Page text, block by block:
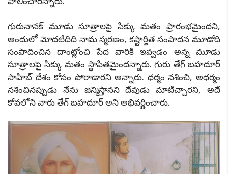
గురునానక్ మూడు సూత్రాలపై సిక్కు మతం ప్రారంభమైందని,
అందులో మోదటిదిది నామ స్మరణం, కష్టార్జిత సంపాదన మూడోది
సంపాదించిన దాంట్లోంచి పేద వారికి ఇవ్వడం అన్న మూడు
సూత్రాలపై సిక్కు మతం స్థాపితమైందన్నారు. గురు తేగ్ బహదూర్
సాహిబ్ దేశం కోసం పోరాడారని అన్నారు. ధర్మం నశించి, అధర్మం
నశించినప్పుడు నేను జన్మిస్తానని దేవుడు మాటిచ్చారని, అదే
కోవలోని వారు తేగ్ బహదూర్ అని అభివర్ణించారు.